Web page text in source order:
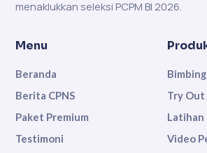
menaklukkan seleksi PCPM BI 2026.
Menu
Beranda
Berita CPNS
Paket Premium
Testimoni
Try Out
Latihan
Video